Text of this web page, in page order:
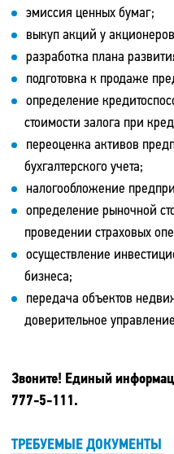
эмиссия ценных бумаг;
выкуп акций у
разработка плана
подготовка к продаже
определение
стоимости залога при
переоценка активов
бухгалтерского учета;
налогообложение
определение рыночной
проведении страховых
осуществление
бизнеса;
передача объектов
доверительное
Звоните! Единый
777-5-111.
ТРЕБУЕМЫЕ ДОКУМЕНТЫ